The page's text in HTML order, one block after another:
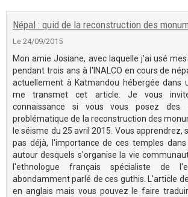
Népal : quid de la reconstruction des
Le 24/09/2015
Mon amie Josiane, avec laquelle j'ai usé
pendant trois ans à l'INALCO en cours de
actuellement à Katmandou hébergée dans
me transmet cet article. Je vous
connaissance si vous vous posez des
problématique de la reconstruction des
le séisme du 25 avril 2015. Vous apprendrez,
pas déjà, l'importance de ces temples
autour desquels s'organise la vie
l'ethnologue français spécialiste de
abondamment parlé de ces guthis. L'article
en anglais mais vous pouvez le faire